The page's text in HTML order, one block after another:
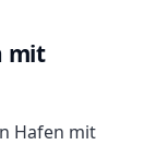
mit
Hafen mit